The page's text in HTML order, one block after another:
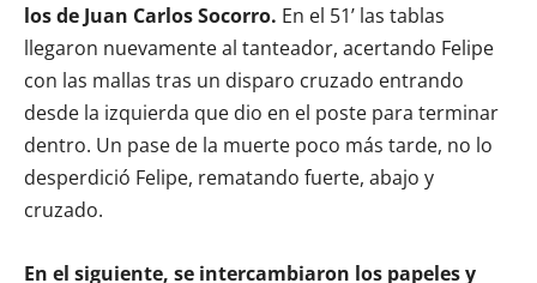
los de Juan Carlos Socorro. En el 51’ las tablas
llegaron nuevamente al tanteador, acertando Felipe
con las mallas tras un disparo cruzado entrando
desde la izquierda que dio en el poste para terminar
dentro. Un pase de la muerte poco más tarde, no lo
desperdició Felipe, rematando fuerte, abajo y
cruzado.
En el siguiente, se intercambiaron los papeles y